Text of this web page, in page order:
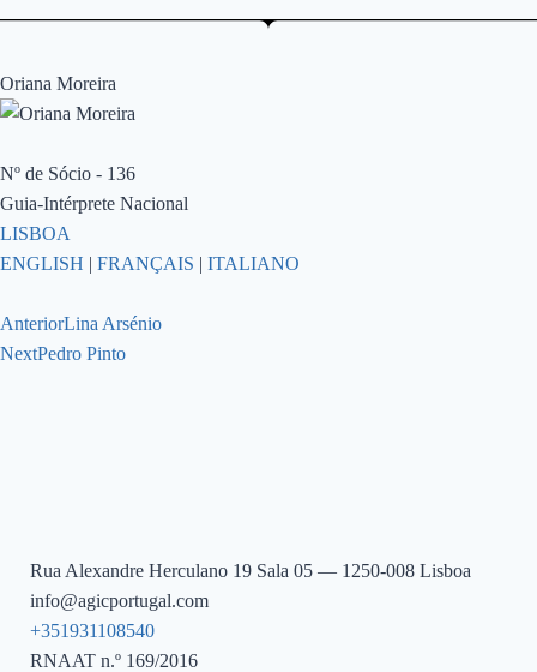
Oriana Moreira
Nº de Sócio - 136
Guia-Intérprete Nacional
LISBOA
ENGLISH | FRANÇAIS | ITALIANO
AnteriorLina Arsénio
NextPedro Pinto
Rua Alexandre Herculano 19 Sala 05 — 1250-008 Lisboa
info@agicportugal.com
+351931108540
RNAAT n.º 169/2016